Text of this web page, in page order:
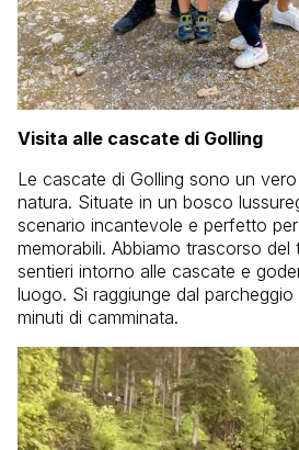
Visita alle cascate di Golling
Le cascate di Golling sono un
natura. Situate in un bosco
scenario incantevole e perfetto
memorabili. Abbiamo trascorso del
sentieri intorno alle cascate e
luogo. Si raggiunge dal
minuti di camminata.